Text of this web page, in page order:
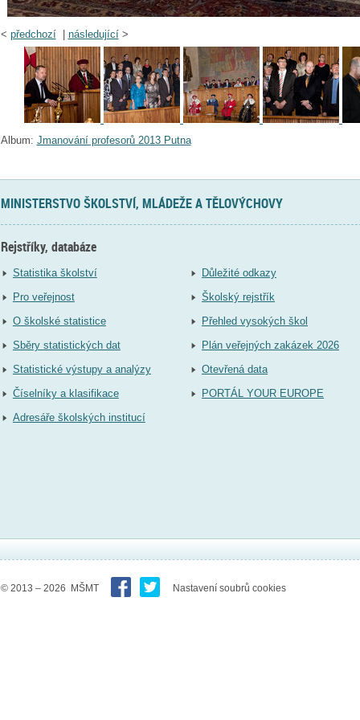
< předchozí| následující>
Album: Jmanování profesorů 2013 Putna
MINISTERSTVO ŠKOLSTVÍ, MLÁDEŽE A TĚLOVÝCHOVY
Rejstříky, databáze
Statistika školství
Pro veřejnost
O školské statistice
Sběry statistických dat
Statistické výstupy a analýzy
Číselníky a klasifikace
Adresáře školských institucí
Důležité odkazy
Školský rejstřík
Přehled vysokých škol
Plán veřejných zakázek 2026
Otevřená data
PORTÁL YOUR EUROPE
© 2013 – 2026 MŠMT Nastavení soubrů cookies